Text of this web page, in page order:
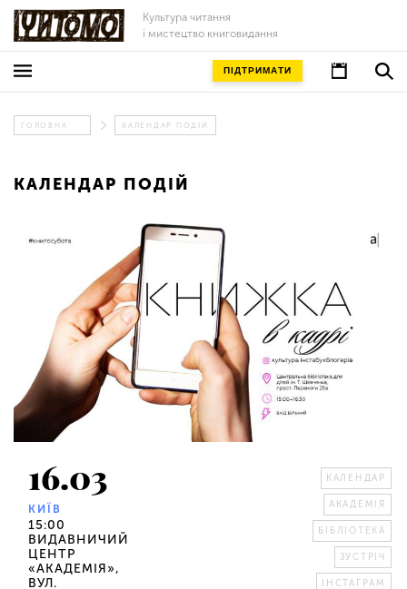
Культура читання
і мистецтво книговидання
ПІДТРИМАТИ
ГОЛОВНА КАЛЕНДАР ПОДІЙ
КАЛЕНДАР ПОДІЙ
16.03
КИЇВ
15:00
ВИДАВНИЧИЙ
ЦЕНТР
«АКАДЕМІЯ»,
ВУЛ.
КАЛЕНДАР
АКАДЕМІЯ
БІБЛІОТЕКА
ЗУСТРІЧ
ІНСТАГРАМ